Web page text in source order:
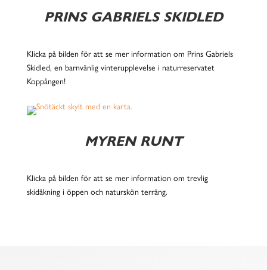
PRINS GABRIELS SKIDLED
Klicka på bilden för att se mer information om Prins Gabriels
Skidled, en barnvänlig vinterupplevelse i naturreservatet
Koppången!
MYREN RUNT
Klicka på bilden för att se mer information om trevlig
skidåkning i öppen och naturskön terräng.